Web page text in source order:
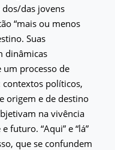
dos/das jovens
“mais ou menos
Suas
dinâmicas
um processo de
contextos políticos,
origem e de destino
na vivência
futuro. “Aqui” e “lá”
que se confundem